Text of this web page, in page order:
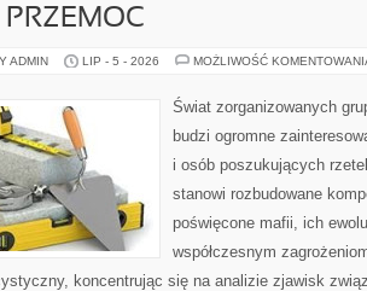
PRZEMOC
ADMIN LIP - 5 - 2026 MOŻLIWOŚĆ
Świat zorganizowanych
budzi ogromne
i osób poszukujących
stanowi rozbudowane
poświęcone mafii, ich
współczesnym
koncentrując się na analizie zjawisk